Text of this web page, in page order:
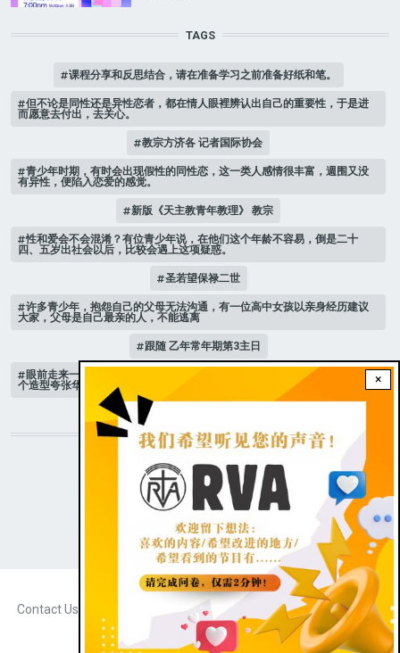
×
TAGS
课程分享和反思结合，请在准备学习之前准备好纸和笔。
但不论是同性还是异性恋者，都在情人眼裡辨认出自己的重要性，于是进
而愿意去付出，去关心。
教宗方济各 记者国际协会
青少年时期，有时会出现假性的同性恋，这一类人感情很丰富，週围又没
有异性，便陷入恋爱的感觉。
新版《天主教青年教理》 教宗
性和爱会不会混淆？有位青少年说，在他们这个年龄不容易，倒是二十
四、五岁出社会以后，比较会遇上这项疑惑。
圣若望保禄二世
许多青少年，抱怨自己的父母无法沟通，有一位高中女孩以亲身经历建议
大家，父母是自己最亲的人，不能逃离
跟随 乙年常年期第3主日
眼前走来一位魔女，可爱的妖媚中带点邪恶，身上穿著宫廷的小丑服，整
个造型夸张华丽，非常特殊。
STAY CONNECTED WITH US!
Radio Veritas Asia © 2023
Contact Us
Dark theme